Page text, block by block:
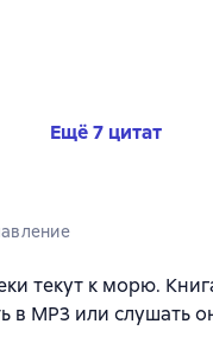
Ещё 7 цитат
текут к морю.
в MP3 или слушать